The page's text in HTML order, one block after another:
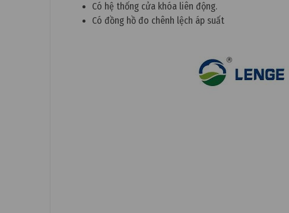
Có hệ thống cửa khóa liên động.
Có đồng hồ đo chênh lệch áp suất